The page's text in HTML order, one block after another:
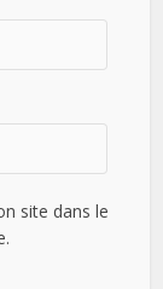
site dans le